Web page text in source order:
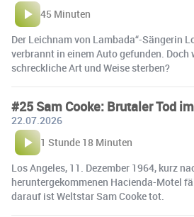
45 Minuten
Der Leichnam von Lambada“-Sängerin
verbrannt in einem Auto gefunden. Doch
schreckliche Art und Weise sterben?
#25 Sam Cooke: Brutaler Tod
22.07.2026
1 Stunde 18 Minuten
Los Angeles, 11. Dezember 1964, kurz
heruntergekommenen Hacienda-Motel
darauf ist Weltstar Sam Cooke tot.